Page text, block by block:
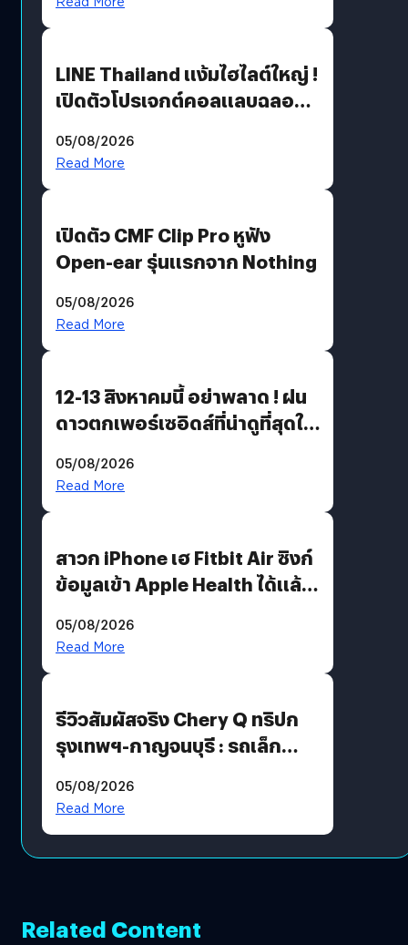
LINE Thailand แง้มไฮไลต์ใหญ่ !
เปิดตัวโปรเจกต์คอลแลบฉลอง
Moon x LINE FRIENDS
05/08/2026
Read More
เปิดตัว CMF Clip Pro หูฟัง
Open-ear รุ่นแรกจาก Nothing
05/08/2026
Read More
12-13 สิงหาคมนี้ อย่าพลาด ! ฝน
ดาวตกเพอร์เซอิดส์ที่น่าดูที่สุดใน
05/08/2026
Read More
สาวก iPhone เฮ Fitbit Air ซิงก์
ข้อมูลเข้า Apple Health ได้แล้ว
05/08/2026
Read More
รีวิวสัมผัสจริง Chery Q ทริปก
รุงเทพฯ-กาญจนบุรี : รถเล็ก
ฟังก์ชันเกินตัว
05/08/2026
Read More
Related Content